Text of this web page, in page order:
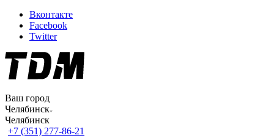
Вконтакте
Facebook
Twitter
Ваш город
Челябинск
Челябинск
+7 (351) 277-86-21